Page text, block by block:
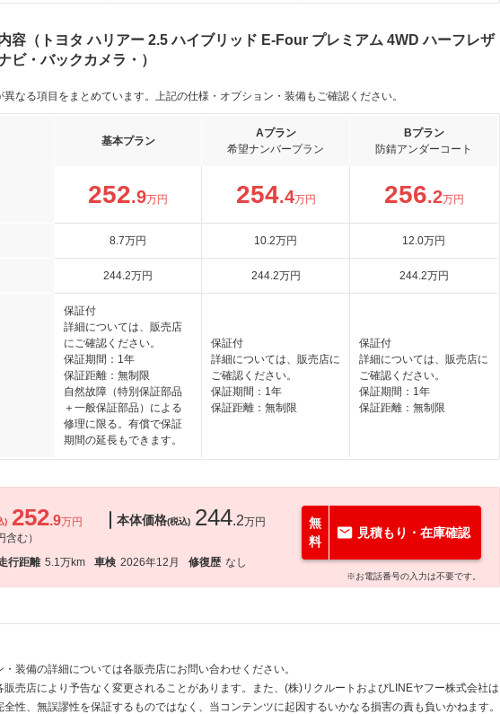
容（トヨタ ハリアー 2.5 ハイブリッド E-Four プレミアム 4WD ハーフレザ
ビ・バックカメラ・）
なる項目をまとめています。上記の仕様・オプション・装備もご確認ください。
基本プラン
Aプラン
希望ナンバープラン
Bプラン
防錆アンダーコート
252.9万円 254.4万円 256.2万円
8.7万円 10.2万円 12.0万円
244.2万円 244.2万円 244.2万円
保証付
詳細については、販売店
にご確認ください。
保証期間：1年
保証距離：無制限
自然故障（特別保証部品
＋一般保証部品）による
修理に限る。有償で保証
期間の延長もできます。
保証付
詳細については、販売店に
ご確認ください。
保証期間：1年
保証距離：無制限
保証付
詳細については、販売店に
ご確認ください。
保証期間：1年
保証距離：無制限
) 252.9万円
含む）
本体価格(税込) 244.2万円
行距離 5.1万km 車検 2026年12月 修復歴 なし
無
料
見積もり・在庫確認
※お電話番号の入力は不要です。
装備の詳細については各販売店にお問い合わせください。
売店により予告なく変更されることがあります。また、(株)リクルートおよびLINEヤフー株式会社は
全性、無誤謬性を保証するものではなく、当コンテンツに起因するいかなる損害の責も負いかねます。